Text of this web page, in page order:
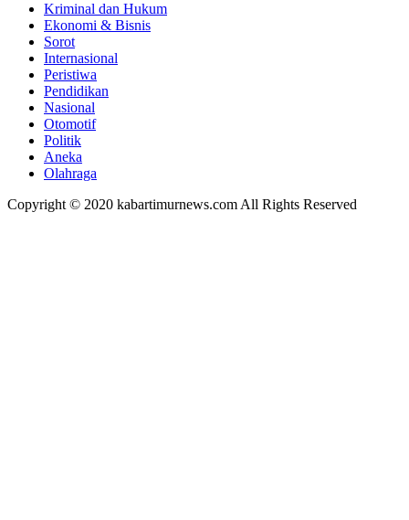
Kriminal dan Hukum
Ekonomi & Bisnis
Sorot
Internasional
Peristiwa
Pendidikan
Nasional
Otomotif
Politik
Aneka
Olahraga
Copyright © 2020 kabartimurnews.com All Rights Reserved